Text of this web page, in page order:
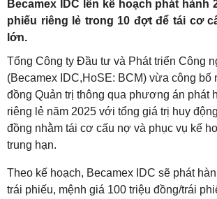
Becamex IDC lên kế hoạch phát hành
phiếu riêng lẻ trong 10 đợt để tái cơ
lớn.
Tổng Công ty Đầu tư và Phát triển Công
(Becamex IDC,HoSE: BCM) vừa công bố
đồng Quản trị thông qua phương án phát
riêng lẻ năm 2025 với tổng giá trị huy
đồng nhằm tái cơ cấu nợ và phục vụ kế
trung hạn.
Theo kế hoạch, Becamex IDC sẽ phát
trái phiếu, mệnh giá 100 triệu đồng/trái